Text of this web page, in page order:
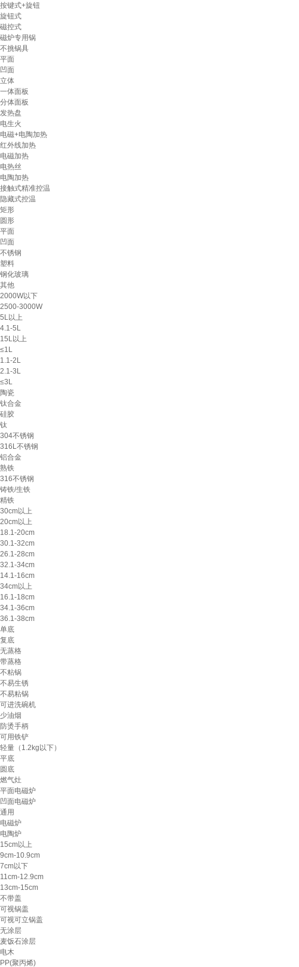
按键式+旋钮
旋钮式
磁控式
磁炉专用锅
不挑锅具
平面
凹面
立体
一体面板
分体面板
发热盘
电生火
电磁+电陶加热
红外线加热
电磁加热
电热丝
电陶加热
接触式精准控温
隐藏式控温
矩形
圆形
平面
凹面
不锈钢
塑料
钢化玻璃
其他
2000W以下
2500-3000W
5L以上
4.1-5L
15L以上
≤1L
1.1-2L
2.1-3L
≤3L
陶瓷
钛合金
硅胶
钛
304不锈钢
316L不锈钢
铝合金
熟铁
316不锈钢
铸铁/生铁
精铁
30cm以上
20cm以上
18.1-20cm
30.1-32cm
26.1-28cm
32.1-34cm
14.1-16cm
34cm以上
16.1-18cm
34.1-36cm
36.1-38cm
单底
复底
无蒸格
带蒸格
不粘锅
不易生锈
不易粘锅
可进洗碗机
少油烟
防烫手柄
可用铁铲
轻量（1.2kg以下）
平底
圆底
燃气灶
平面电磁炉
凹面电磁炉
通用
电磁炉
电陶炉
15cm以上
9cm-10.9cm
7cm以下
11cm-12.9cm
13cm-15cm
不带盖
可视锅盖
可视可立锅盖
无涂层
麦饭石涂层
电木
PP(聚丙烯)